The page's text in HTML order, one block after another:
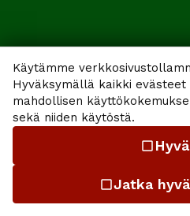
Käytämme
Hyväksymällä kaikki
mahdollisen
sekä niiden käytöstä.
check_box_outline_blank
check_box_outline_blankJatka